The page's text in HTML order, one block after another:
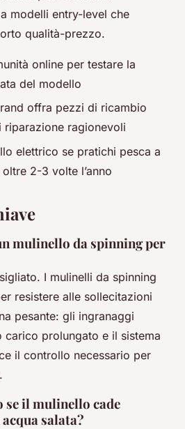
modelli entry-level che
qualità-prezzo.
online per testare la
del modello
offra pezzi di ricambio
ragionevoli
elettrico se pratichi pesca a
2-3 volte l’anno
mulinello da spinning per
I mulinelli da spinning
resistere alle sollecitazioni
pesante: gli ingranaggi
carico prolungato e il sistema
il controllo necessario per
se il mulinello cade
salata?